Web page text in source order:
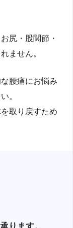
尻・股関節・
ません。
腰痛にお悩み
。
取り戻すため
ります。